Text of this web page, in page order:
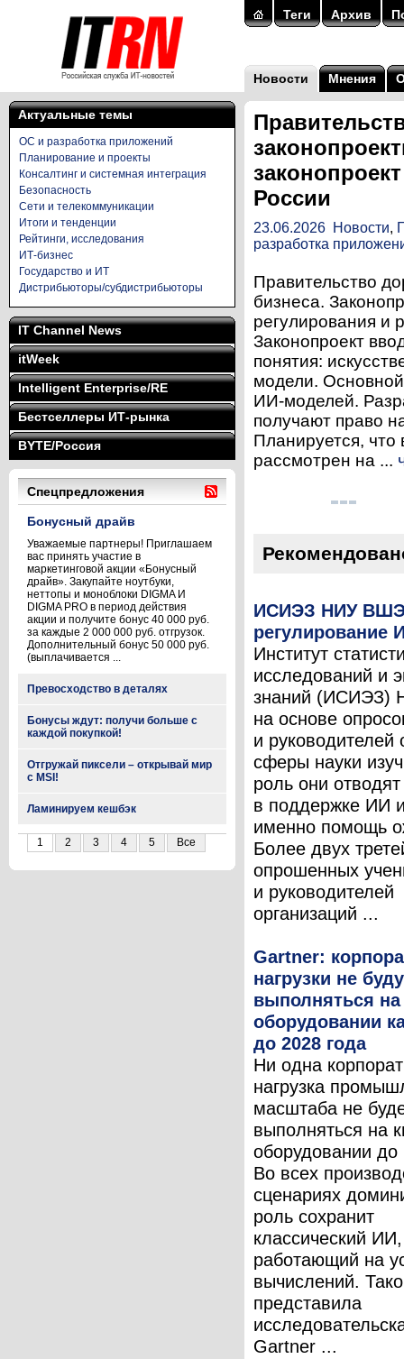
Теги Архив
Новости Мнения
Актуальные темы
ОС и разработка приложений
Планирование и проекты
Консалтинг и системная интеграция
Безопасность
Сети и телекоммуникации
Итоги и тенденции
Рейтинги, исследования
ИТ-бизнес
Государство и ИТ
Дистрибьюторы/субдистрибьюторы
IT Channel News
itWeek
Intelligent Enterprise/RE
Бестселлеры ИТ-рынка
BYTE/Россия
Спецпредложения
Бонусный драйв
Уважаемые партнеры! Приглашаем
вас принять участие в
маркетинговой акции «Бонусный
драйв». Закупайте ноутбуки,
неттопы и моноблоки DIGMA И
DIGMA PRO в период действия
акции и получите бонус 40 000 руб.
за каждые 2 000 000 руб. отгрузок.
Дополнительный бонус 50 000 руб.
(выплачивается ...
Превосходство в деталях
Бонусы ждут: получи больше с
каждой покупкой!
Отгружай пиксели – открывай мир
с MSI!
Ламинируем кешбэк
1 2 3 4 5 Все
России
23.06.2026 Новости,
разработка
Правительство
бизнеса.
регулирования и
Законопроект
понятия:
модели.
ИИ-моделей.
получают право
Планируется, что
рассмотрен на ...
ИСИЭЗ НИУ
регулирование
Институт
исследований и
знаний (ИСИЭЗ)
на основе
и руководителей
сферы науки
роль они отводят
в поддержке ИИ
именно помощь
Более двух
опрошенных
и руководителей
организаций ...
Gartner:
нагрузки не
выполняться
оборудовании
до 2028 года
Ни одна
нагрузка
масштаба не
выполняться на
оборудовании до
Во всех
сценариях
роль сохранит
классический ИИ,
работающий на
вычислений.
представила
Gartner ...